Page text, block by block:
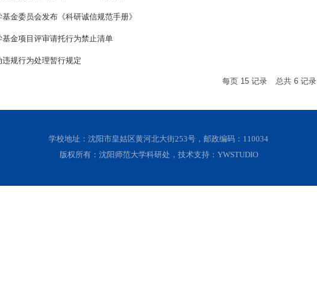
金委员会发布《科研诚信规范手册》
基金项目评审请托行为禁止清单
规行为处理暂行规定
每页 15记录 总共 6记录
学校地址：沈阳市皇姑区黄河北大街253号，邮政编码：110034
版权所有：沈阳师范大学科研处，技术支持：YWSTUDIO